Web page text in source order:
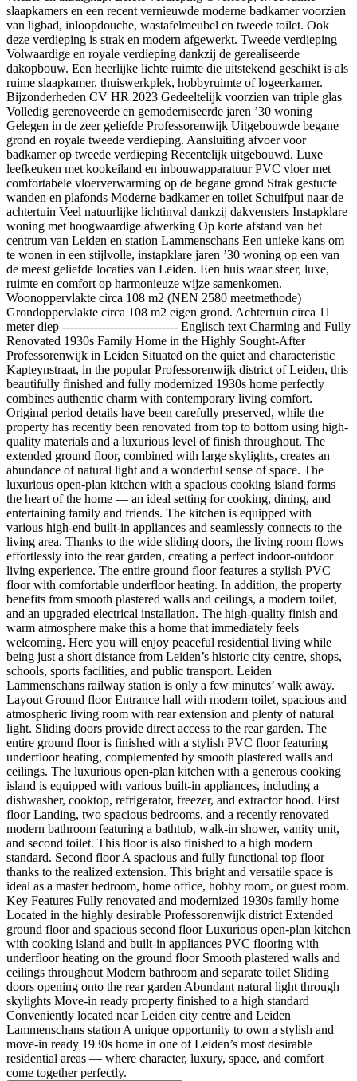
slaapkamers en een recent vernieuwde moderne badkamer voorzien
van ligbad, inloopdouche, wastafelmeubel en tweede toilet. Ook
deze verdieping is strak en modern afgewerkt. Tweede verdieping
Volwaardige en royale verdieping dankzij de gerealiseerde
dakopbouw. Een heerlijke lichte ruimte die uitstekend geschikt is als
ruime slaapkamer, thuiswerkplek, hobbyruimte of logeerkamer.
Bijzonderheden CV HR 2023 Gedeeltelijk voorzien van triple glas
Volledig gerenoveerde en gemoderniseerde jaren ’30 woning
Gelegen in de zeer geliefde Professorenwijk Uitgebouwde begane
grond en royale tweede verdieping. Aansluiting afvoer voor
badkamer op tweede verdieping Recentelijk uitgebouwd. Luxe
leefkeuken met kookeiland en inbouwapparatuur PVC vloer met
comfortabele vloerverwarming op de begane grond Strak gestucte
wanden en plafonds Moderne badkamer en toilet Schuifpui naar de
achtertuin Veel natuurlijke lichtinval dankzij dakvensters Instapklare
woning met hoogwaardige afwerking Op korte afstand van het
centrum van Leiden en station Lammenschans Een unieke kans om
te wonen in een stijlvolle, instapklare jaren ’30 woning op een van
de meest geliefde locaties van Leiden. Een huis waar sfeer, luxe,
ruimte en comfort op harmonieuze wijze samenkomen.
Woonoppervlakte circa 108 m2 (NEN 2580 meetmethode)
Grondoppervlakte circa 108 m2 eigen grond. Achtertuin circa 11
meter diep ----------------------------- Englisch text Charming and Fully
Renovated 1930s Family Home in the Highly Sought-After
Professorenwijk in Leiden Situated on the quiet and characteristic
Kapteynstraat, in the popular Professorenwijk district of Leiden, this
beautifully finished and fully modernized 1930s home perfectly
combines authentic charm with contemporary living comfort.
Original period details have been carefully preserved, while the
property has recently been renovated from top to bottom using high-
quality materials and a luxurious level of finish throughout. The
extended ground floor, combined with large skylights, creates an
abundance of natural light and a wonderful sense of space. The
luxurious open-plan kitchen with a spacious cooking island forms
the heart of the home — an ideal setting for cooking, dining, and
entertaining family and friends. The kitchen is equipped with
various high-end built-in appliances and seamlessly connects to the
living area. Thanks to the wide sliding doors, the living room flows
effortlessly into the rear garden, creating a perfect indoor-outdoor
living experience. The entire ground floor features a stylish PVC
floor with comfortable underfloor heating. In addition, the property
benefits from smooth plastered walls and ceilings, a modern toilet,
and an upgraded electrical installation. The high-quality finish and
warm atmosphere make this a home that immediately feels
welcoming. Here you will enjoy peaceful residential living while
being just a short distance from Leiden’s historic city centre, shops,
schools, sports facilities, and public transport. Leiden
Lammenschans railway station is only a few minutes’ walk away.
Layout Ground floor Entrance hall with modern toilet, spacious and
atmospheric living room with rear extension and plenty of natural
light. Sliding doors provide direct access to the rear garden. The
entire ground floor is finished with a stylish PVC floor featuring
underfloor heating, complemented by smooth plastered walls and
ceilings. The luxurious open-plan kitchen with a generous cooking
island is equipped with various built-in appliances, including a
dishwasher, cooktop, refrigerator, freezer, and extractor hood. First
floor Landing, two spacious bedrooms, and a recently renovated
modern bathroom featuring a bathtub, walk-in shower, vanity unit,
and second toilet. This floor is also finished to a high modern
standard. Second floor A spacious and fully functional top floor
thanks to the realized extension. This bright and versatile space is
ideal as a master bedroom, home office, hobby room, or guest room.
Key Features Fully renovated and modernized 1930s family home
Located in the highly desirable Professorenwijk district Extended
ground floor and spacious second floor Luxurious open-plan kitchen
with cooking island and built-in appliances PVC flooring with
underfloor heating on the ground floor Smooth plastered walls and
ceilings throughout Modern bathroom and separate toilet Sliding
doors opening onto the rear garden Abundant natural light through
skylights Move-in ready property finished to a high standard
Conveniently located near Leiden city centre and Leiden
Lammenschans station A unique opportunity to own a stylish and
move-in ready 1930s home in one of Leiden’s most desirable
residential areas — where character, luxury, space, and comfort
come together perfectly.